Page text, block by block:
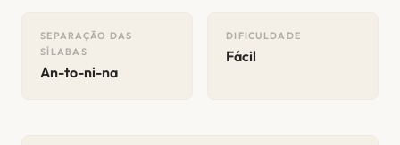
SEPARAÇÃO DAS
SÍLABAS
An-to-ni-na
DIFICULDADE
Fácil